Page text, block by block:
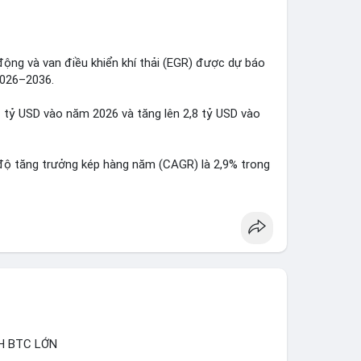
thể dao động khi giới đầu tư theo dõi điểm đến
giờ tới. Nếu BTC vào ví sàn, cân nhắc giảm
và van điều khiển khí thải (EGR) được dự báo
USD vào năm 2026 và tăng lên 2,8 tỷ USD vào
trưởng kép hàng năm (CAGR) là 2,9% trong
sự phát triển của thị trường.
BTC LỚN